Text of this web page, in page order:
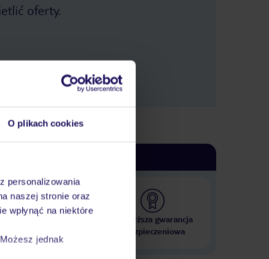
O plikach cookies
personalizowania
naszej stronie oraz
wpłynąć na niektóre
jednak
oferty.
000 hoteli w ponad 50
Najwyższa gwarancja
ubezpieczeniowa